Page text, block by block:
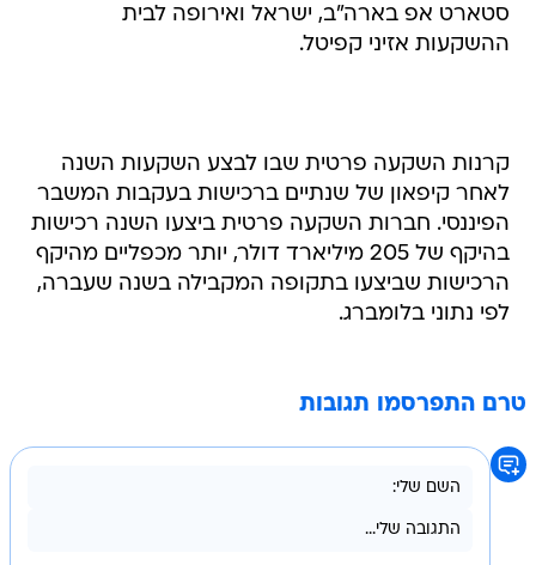
סטארט אפ בארה"ב, ישראל ואירופה לבית
ההשקעות אזיני קפיטל.
קרנות השקעה פרטית שבו לבצע השקעות השנה
לאחר קיפאון של שנתיים ברכישות בעקבות המשבר
הפיננסי. חברות השקעה פרטית ביצעו השנה רכישות
בהיקף של 205 מיליארד דולר, יותר מכפליים מהיקף
הרכישות שביצעו בתקופה המקבילה בשנה שעברה,
לפי נתוני בלומברג.
טרם התפרסמו תגובות